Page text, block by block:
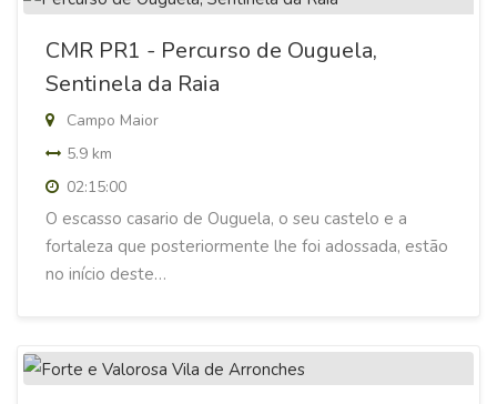
CMR PR1 - Percurso de Ouguela,
Sentinela da Raia
Campo Maior
5.9 km
02:15:00
O escasso casario de Ouguela, o seu castelo e a
fortaleza que posteriormente lhe foi adossada, estão
no início deste…